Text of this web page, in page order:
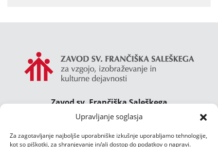
Upravljanje soglasja
Za zagotavljanje najboljše uporabniške izkušnje uporabljamo tehnologije,
kot so piškotki, za shranjevanje in/ali dostop do podatkov o napravi.
Zavod sv. Frančiška Saleškega
Gimnazija Želimlje ° Dom Janeza Boska ° Majcnov
Želimlje 46, 1291 Škofljica